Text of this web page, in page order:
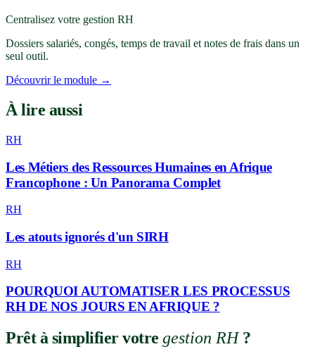
Centralisez votre gestion RH
Dossiers salariés, congés, temps de travail et notes de frais dans un
seul outil.
Découvrir le module →
À lire aussi
RH
Les Métiers des Ressources Humaines en Afrique
Francophone : Un Panorama Complet
RH
Les atouts ignorés d'un SIRH
RH
POURQUOI AUTOMATISER LES PROCESSUS
RH DE NOS JOURS EN AFRIQUE ?
Prêt à simplifier votregestion RH?